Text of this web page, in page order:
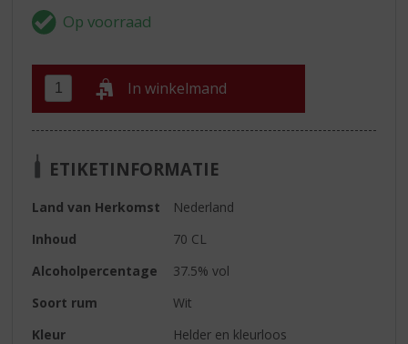
In winkelmand
ETIKETINFORMATIE
Land van Herkomst
Nederland
Inhoud
70 CL
Alcoholpercentage
37.5% vol
Soort rum
Wit
Kleur
Helder en kleurloos